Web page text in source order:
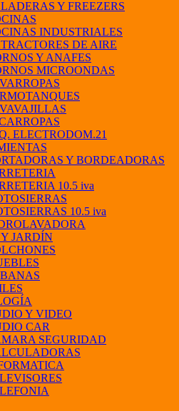
Y FREEZERS
INDUSTRIALES
DE AIRE
Y ANAFES
MICROONDAS
ELECTRODOM.21
Y BORDEADORAS
10.5 iva
10.5 iva
JARDÍN
Y VIDEO
CAR
SEGURIDAD